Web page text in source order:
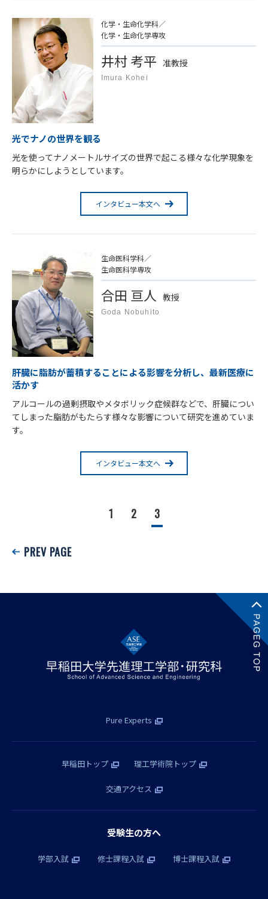
化学・生命化学科／
化学・生命化学専攻
井村 考平 准教授
Imura Kohei
光でナノの世界を観る
光を使ってナノメートルサイズの世界で起こる様々な化学現象を
明らかにしようとしています。
インタビュー本文へ
生命医科学科／
生命医科学専攻
合田 亘人 教授
Goda Nobuhito
肝臓に脂肪が蓄積することによる影響を分析し、最新医療に
活かす
アルコールの過剰摂取やメタボリック症候群などで、肝臓につい
てしまった脂肪がもたらす様々な影響について研究を進めていま
す。
インタビュー本文へ
PREV PAGE
1 2 3
Pure Experts
早稲田トップ 理工学術院トップ
交通アクセス
受験生の方へ
学部入試 修士課程入試 博士課程入試